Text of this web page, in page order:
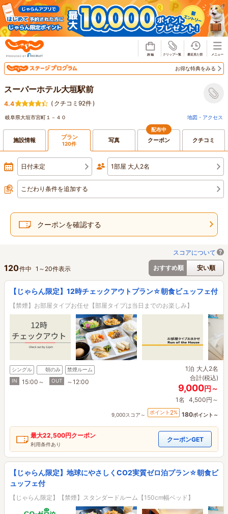
お得な特典をみる
スーパーホテル大垣駅前
4.4 ( クチコミ92件)
岐阜県大垣市宮町１－４０ 地図・アクセス
施設情報 プラン
120件 写真
配布中
クーポン クチコミ
日付未定 1部屋 大人2名
こだわり条件を追加する
クーポンを確認する
スコアについて
おすすめ順
安い順
120件中 1 ～ 20件表示
【じゃらん限定】12時チェックアウトプラン☆朝食ビュッフェ付
【禁煙】お部屋タイプお任せ【部屋タイプは当日までのお楽しみ】
シングル 朝のみ
禁煙ルーム
IN
15:00～ OUT ～12:00
1泊 大人2名
合計(税込)
9,000円～
1名 4,500円～
9,000スコア～ ポイント 2% 180ポイント～
最大22,500円クーポン
利用条件あり
クーポンGET
【じゃらん限定】地球にやさしくCO2実質ゼロ泊プラン☆朝食ビ
ュッフェ付
【じゃらん限定】【禁煙】スタンダードルーム【150cm幅ベッド】